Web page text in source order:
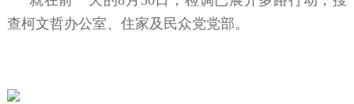
查柯文哲办公室、住家及民众党党部。